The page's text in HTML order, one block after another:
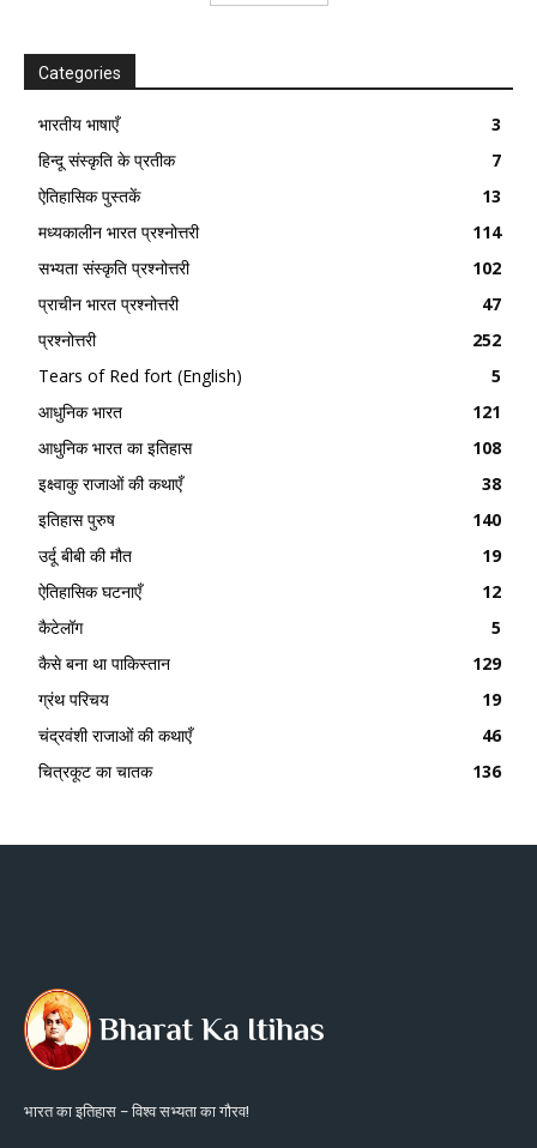
Categories
भारतीय भाषाएँ
3
हिन्दू संस्कृति के प्रतीक
7
ऐतिहासिक पुस्तकें
13
मध्यकालीन भारत प्रश्नोत्तरी
114
सभ्यता संस्कृति प्रश्नोत्तरी
102
प्राचीन भारत प्रश्नोत्तरी
47
प्रश्नोत्तरी
252
Tears of Red fort (English)
5
आधुनिक भारत
121
आधुनिक भारत का इतिहास
108
इक्ष्वाकु राजाओं की कथाएँ
38
इतिहास पुरुष
140
उर्दू बीबी की मौत
19
ऐतिहासिक घटनाएँ
12
कैटेलॉग
5
कैसे बना था पाकिस्तान
129
ग्रंथ परिचय
19
चंद्रवंशी राजाओं की कथाएँ
46
चित्रकूट का चातक
136
भारत का इतिहास – विश्व सभ्यता का गौरव!